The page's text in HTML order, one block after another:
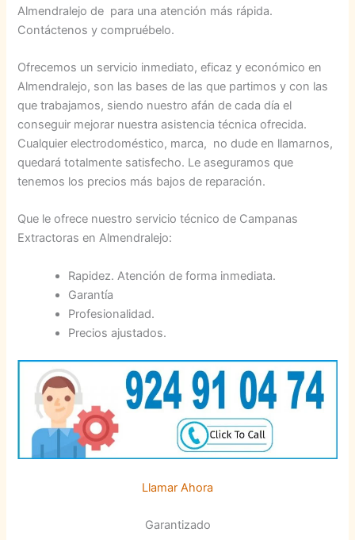
Almendralejo de para una atención más rápida.
Contáctenos y compruébelo.
Ofrecemos un servicio inmediato, eficaz y económico en
Almendralejo, son las bases de las que partimos y con las
que trabajamos, siendo nuestro afán de cada día el
conseguir mejorar nuestra asistencia técnica ofrecida.
Cualquier electrodoméstico, marca, no dude en llamarnos,
quedará totalmente satisfecho. Le aseguramos que
tenemos los precios más bajos de reparación.
Que le ofrece nuestro servicio técnico de Campanas
Extractoras en Almendralejo:
Rapidez. Atención de forma inmediata.
Garantía
Profesionalidad.
Precios ajustados.
Llamar Ahora
Garantizado